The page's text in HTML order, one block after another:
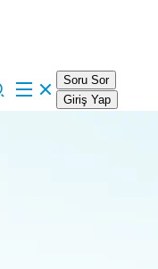
Soru Sor
Giriş Yap